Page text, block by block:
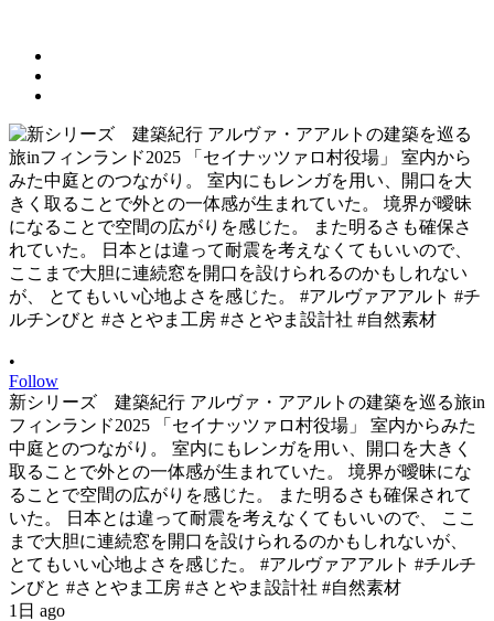
•
Follow
新シリーズ 建築紀行 アルヴァ・アアルトの建築を巡る旅in
フィンランド2025 「セイナッツァロ村役場」 室内からみた
中庭とのつながり。 室内にもレンガを用い、開口を大きく
取ることで外との一体感が生まれていた。 境界が曖昧にな
ることで空間の広がりを感じた。 また明るさも確保されて
いた。 日本とは違って耐震を考えなくてもいいので、 ここ
まで大胆に連続窓を開口を設けられるのかもしれないが、
とてもいい心地よさを感じた。 #アルヴァアアルト #チルチ
ンびと #さとやま工房 #さとやま設計社 #自然素材
1日 ago